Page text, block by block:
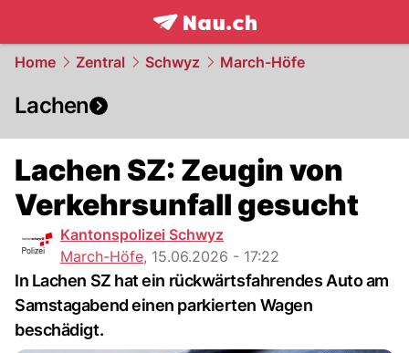
frontpage.NAU.ch
Home Zentral Schwyz March-Höfe
Lachen
Lachen SZ: Zeugin von
Verkehrsunfall gesucht
Kantonspolizei Schwyz
March-Höfe, 15.06.2026 - 17:22
In Lachen SZ hat ein rückwärtsfahrendes Auto am
Samstagabend einen parkierten Wagen
beschädigt.